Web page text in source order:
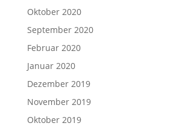
Oktober 2020
September 2020
Februar 2020
Januar 2020
Dezember 2019
November 2019
Oktober 2019